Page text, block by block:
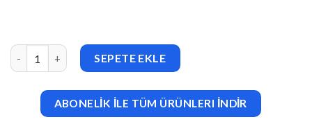
Fire Call v2.0.0 WordPress Click-To-Call Button Plugin adet
SEPETE EKLE
ABONELİK İLE TÜM ÜRÜNLERI İNDİR